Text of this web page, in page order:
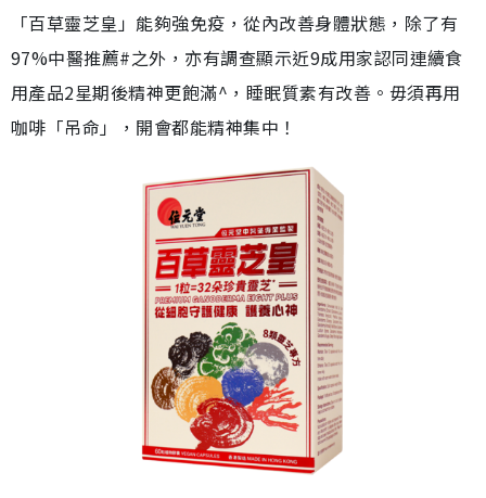
「百草靈芝皇」能夠強免疫，從內改善身體狀態，除了有
97%中醫推薦#之外，亦有調查顯示近9成用家認同連續食
用產品2星期後精神更飽滿^，睡眠質素有改善。毋須再用
咖啡「吊命」，開會都能精神集中！